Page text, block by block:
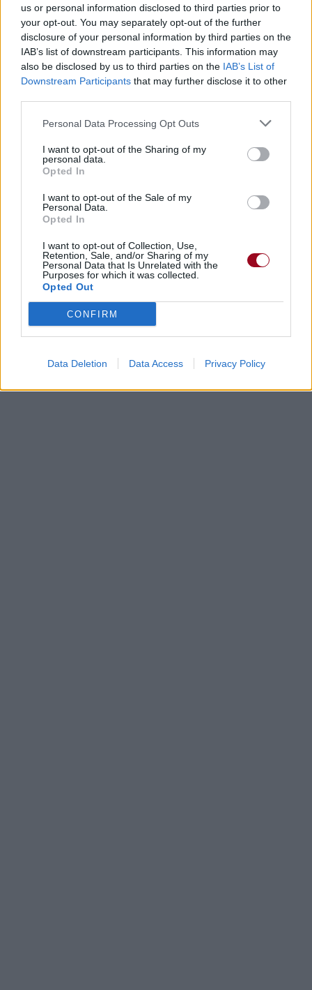
us or personal information disclosed to third parties prior to
your opt-out. You may separately opt-out of the further
disclosure of your personal information by third parties on the
IAB’s list of downstream participants. This information may
also be disclosed by us to third parties on the IAB’s List of
Downstream Participants that may further disclose it to other
Personal Data Processing Opt Outs
I want to opt-out of the Sharing of my
personal data.
Opted In
I want to opt-out of the Sale of my
Personal Data.
Opted In
I want to opt-out of Collection, Use,
Retention, Sale, and/or Sharing of my
Personal Data that Is Unrelated with the
Purposes for which it was collected.
Opted Out
CONFIRM
Data Deletion Data Access Privacy Policy